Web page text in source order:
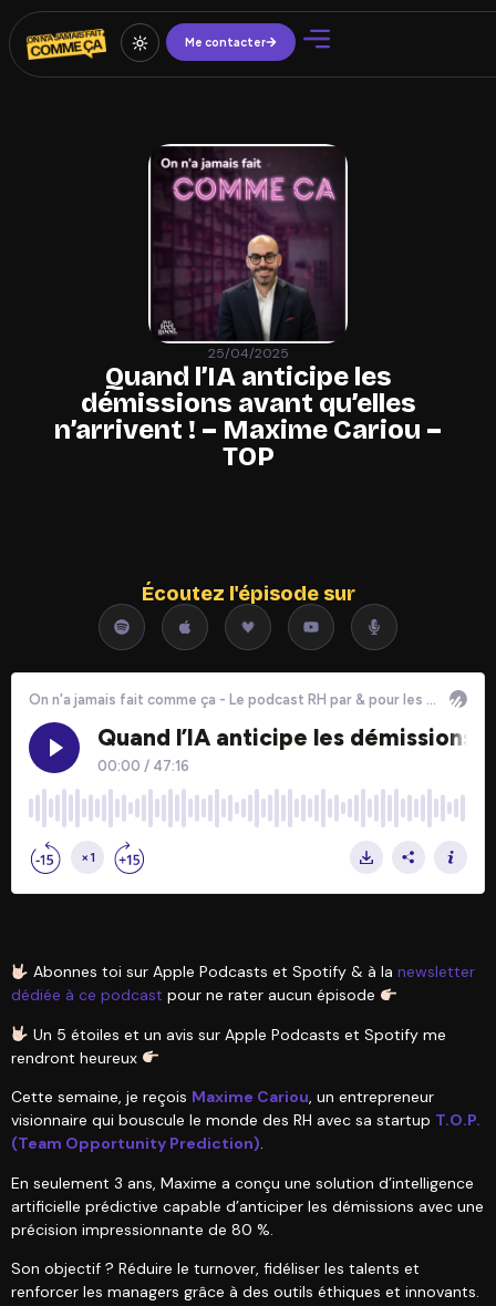
Me contacter
25/04/2025
Quand l’IA anticipe les
démissions avant qu’elles
n’arrivent ! – Maxime Cariou –
TOP
Abonnes toi sur Apple Podcasts et Spotify & à la newsletter
dédiée à ce podcast pour ne rater aucun épisode
Un 5 étoiles et un avis sur Apple Podcasts et Spotify me
rendront heureux
Cette semaine, je reçois Maxime Cariou, un entrepreneur
visionnaire qui bouscule le monde des RH avec sa startup T.O.P.
(Team Opportunity Prediction).
En seulement 3 ans, Maxime a conçu une solution d’intelligence
artificielle prédictive capable d’anticiper les démissions avec une
précision impressionnante de 80 %.
Son objectif ? Réduire le turnover, fidéliser les talents et
renforcer les managers grâce à des outils éthiques et innovants.
Écoutez l'épisode sur